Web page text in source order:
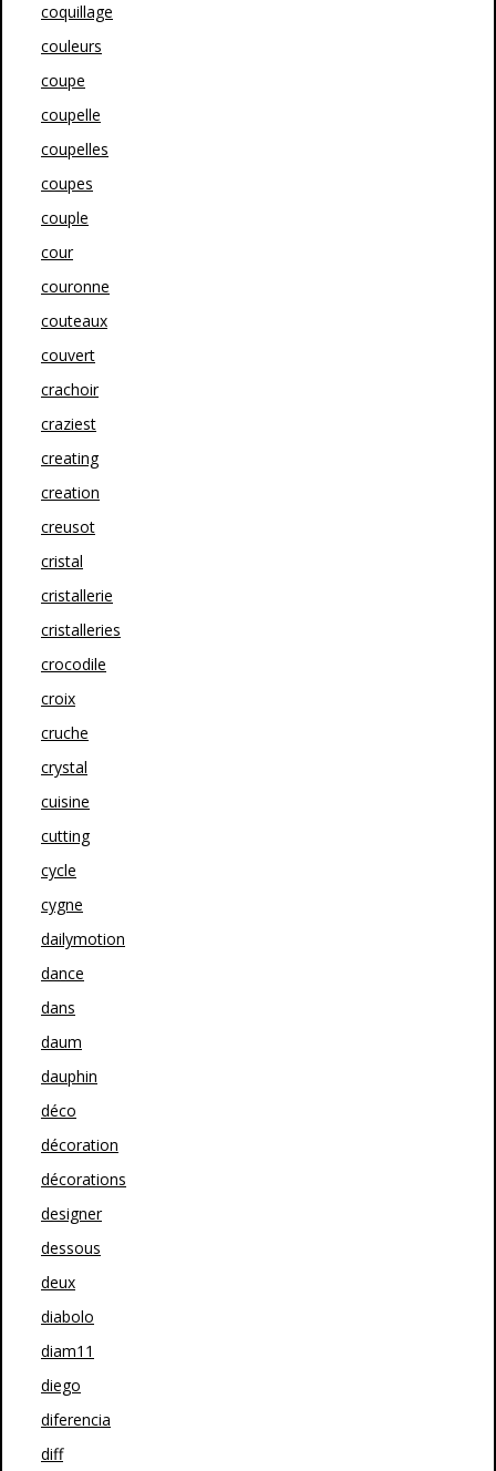
coquillage
couleurs
coupe
coupelle
coupelles
coupes
couple
cour
couronne
couteaux
couvert
crachoir
craziest
creating
creation
creusot
cristal
cristallerie
cristalleries
crocodile
croix
cruche
crystal
cuisine
cutting
cycle
cygne
dailymotion
dance
dans
daum
dauphin
déco
décoration
décorations
designer
dessous
deux
diabolo
diam11
diego
diferencia
diff